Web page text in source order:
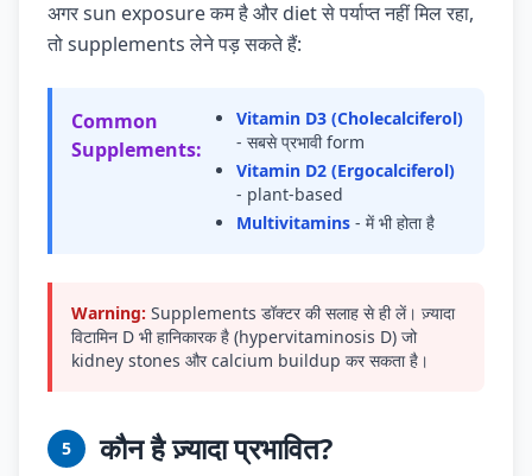
अगर sun exposure कम है और diet से पर्याप्त नहीं मिल रहा,
तो supplements लेने पड़ सकते हैं:
Common
Supplements:
Vitamin D3 (Cholecalciferol)
- सबसे प्रभावी form
Vitamin D2 (Ergocalciferol)
- plant-based
Multivitamins - में भी होता है
Warning: Supplements डॉक्टर की सलाह से ही लें। ज़्यादा
विटामिन D भी हानिकारक है (hypervitaminosis D) जो
kidney stones और calcium buildup कर सकता है।
5 कौन है ज़्यादा प्रभावित?